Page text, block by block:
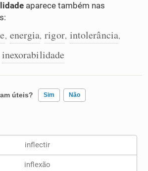
aparece também nas
, energia, rigor, intolerância,
inexorabilidade
úteis? Sim Não
apresentados me ajudou
inflectir
inflexão